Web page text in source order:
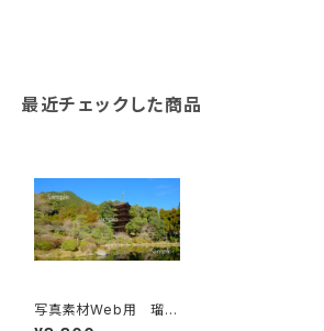
最近チェックした商品
写真素材Web用 瑠璃
光寺五重塔（冬）